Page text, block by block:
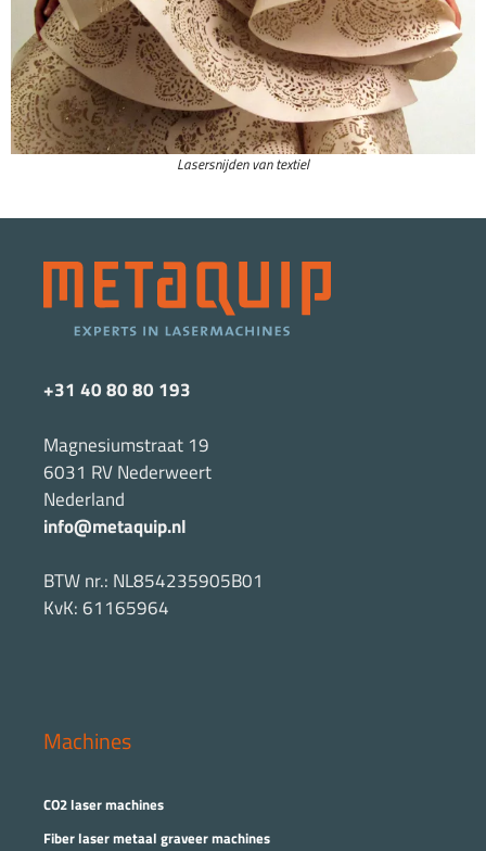
Lasersnijden van textiel
+31 40 80 80 193
Magnesiumstraat 19
6031 RV Nederweert
Nederland
info@metaquip.nl
BTW nr.: NL854235905B01
KvK: 61165964
Machines
CO2 laser machines
Fiber laser metaal graveer machines